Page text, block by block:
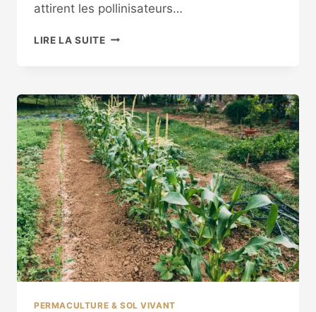
attirent les pollinisateurs…
LIRE LA SUITEPLANTES
LE
GUIDE
ULTIME
DES
BONNES
ASSOCIATIONS
EN
PERMACULTURE
PERMACULTURE & SOL VIVANT